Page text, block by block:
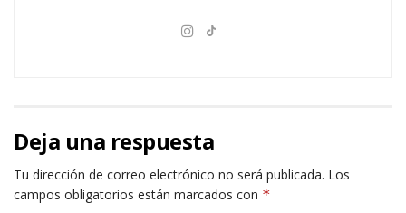
Deja una respuesta
Tu dirección de correo electrónico no será publicada. Los
campos obligatorios están marcados con *